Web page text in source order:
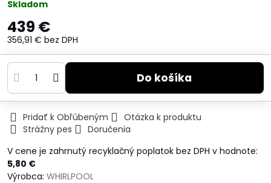
Skladom
439 €
356,91 € bez DPH
Do košíka
Pridať k Obľúbeným
Otázka k produktu
Strážny pes
Doručenia
V cene je zahrnutý recyklačný poplatok bez DPH v hodnote:
5,80 €
Výrobca: WHIRLPOOL